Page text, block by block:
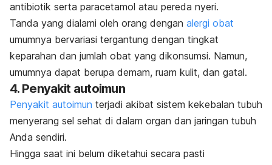
antibiotik serta paracetamol atau pereda nyeri.
Tanda yang dialami oleh orang dengan alergi obat
umumnya bervariasi tergantung dengan tingkat
keparahan dan jumlah obat yang dikonsumsi. Namun,
umumnya dapat berupa demam, ruam kulit, dan gatal.
4. Penyakit autoimun
Penyakit autoimun terjadi akibat sistem kekebalan tubuh
menyerang sel sehat di dalam organ dan jaringan tubuh
Anda sendiri.
Hingga saat ini belum diketahui secara pasti